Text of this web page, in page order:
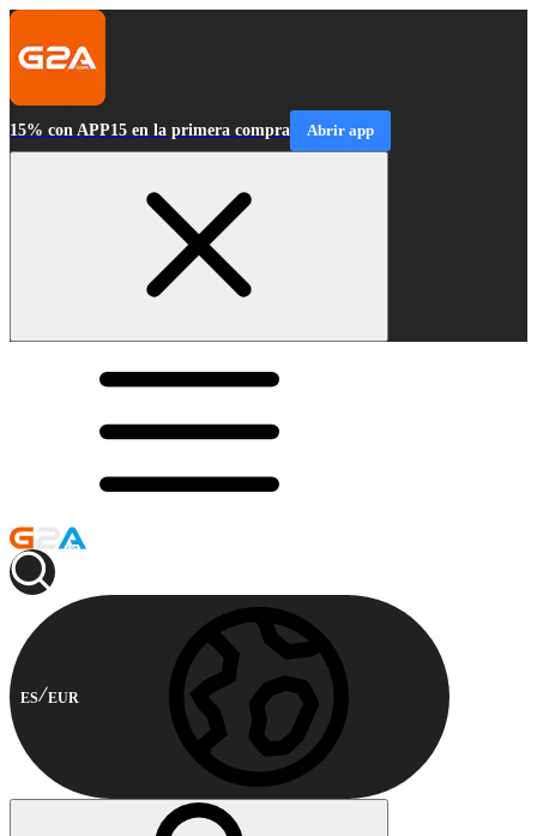
15% con APP15 en la primera compra Abrir app
ES EUR